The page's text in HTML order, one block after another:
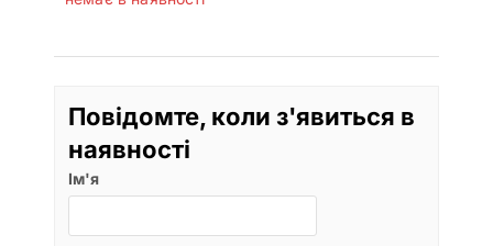
Повідомте, коли з'явиться в
наявності
Ім'я